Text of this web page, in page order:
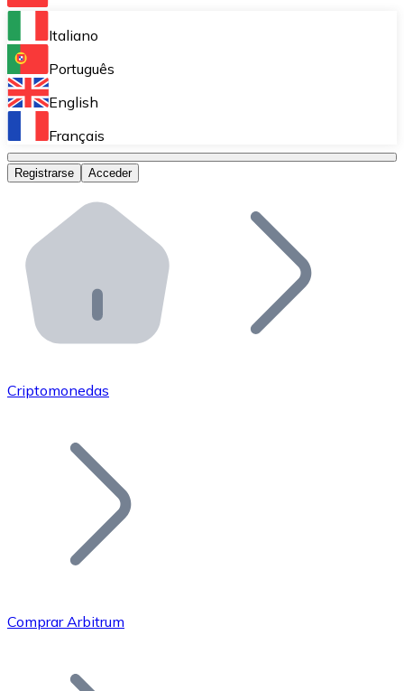
Bitnovo Ramp
Integra nuestra solución en tu plataforma.
Bitnovo Giftcards
Bitnovo OTC
Bitnovo ATM
Integra un ATM Bitnovo en tu negocio y permite que
Bitnovo API
Integra nuestra API en tu ecosistema.
Únete a nuestra red de distribuidores.
Añade tu proyecto a nuestro ecosistema.
Bitcoin
Italiano
Português
English
Français
Registrarse Acceder
Criptomonedas
Comprar Arbitrum